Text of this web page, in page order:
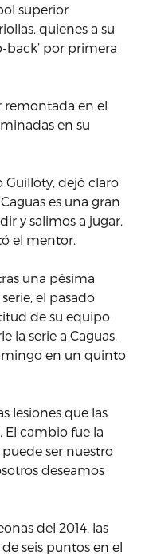
superior
quienes a su
back’ por primera
remontada en el
en su
Guilloty, dejó claro
es una gran
y salimos a jugar.
el mentor.
una pésima
el pasado
de su equipo
la serie a Caguas,
en un quinto
lesiones que las
El cambio fue la
puede ser nuestro
deseamos
del 2014, las
seis puntos en el